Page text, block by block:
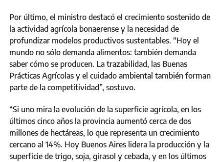
Por último, el ministro destacó el crecimiento sostenido de
la actividad agrícola bonaerense y la necesidad de
profundizar modelos productivos sustentables. “Hoy el
mundo no sólo demanda alimentos: también demanda
saber cómo se producen. La trazabilidad, las Buenas
Prácticas Agrícolas y el cuidado ambiental también forman
parte de la competitividad”, sostuvo.
“Si uno mira la evolución de la superficie agrícola, en los
últimos cinco años la provincia aumentó cerca de dos
millones de hectáreas, lo que representa un crecimiento
cercano al 14%. Hoy Buenos Aires lidera la producción y la
superficie de trigo, soja, girasol y cebada, y en los últimos